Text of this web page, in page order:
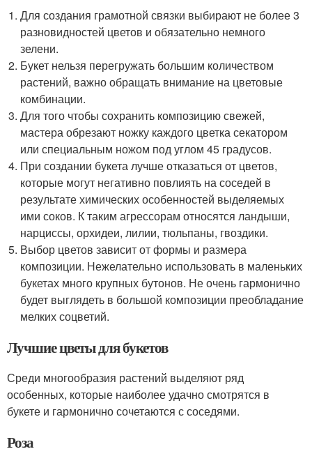
Для создания грамотной связки выбирают не более 3
разновидностей цветов и обязательно немного
зелени.
Букет нельзя перегружать большим количеством
растений, важно обращать внимание на цветовые
комбинации.
Для того чтобы сохранить композицию свежей,
мастера обрезают ножку каждого цветка секатором
или специальным ножом под углом 45 градусов.
При создании букета лучше отказаться от цветов,
которые могут негативно повлиять на соседей в
результате химических особенностей выделяемых
ими соков. К таким агрессорам относятся ландыши,
нарциссы, орхидеи, лилии, тюльпаны, гвоздики.
Выбор цветов зависит от формы и размера
композиции. Нежелательно использовать в маленьких
букетах много крупных бутонов. Не очень гармонично
будет выглядеть в большой композиции преобладание
мелких соцветий.
Лучшие цветы для букетов
Среди многообразия растений выделяют ряд
особенных, которые наиболее удачно смотрятся в
букете и гармонично сочетаются с соседями.
Роза